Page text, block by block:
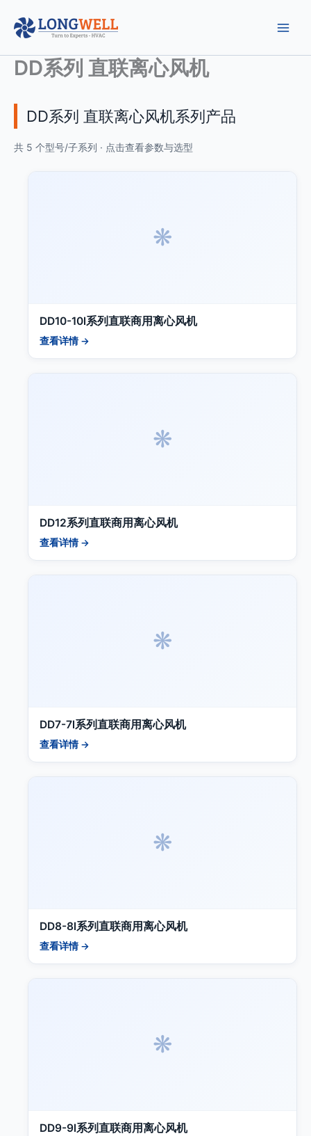
容 DD系列 直联离心风机
DD系列 直联离心风机系列产品
共 5 个型号/子系列 · 点击查看参数与选型
❋
DD10-10l系列直联商用离心风机
查看详情 →
❋
DD12系列直联商用离心风机
查看详情 →
❋
DD7-7l系列直联商用离心风机
查看详情 →
❋
DD8-8l系列直联商用离心风机
查看详情 →
❋
DD9-9l系列直联商用离心风机